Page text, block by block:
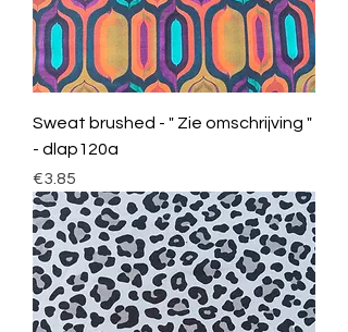
Sweat brushed - " Zie omschrijving "
- dlap120a
Price
€3.85